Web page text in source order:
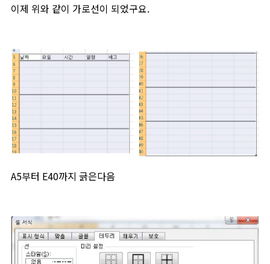
이제 위와 같이 가로선이 되었구요.
A5부터 E40까지 긁은다음